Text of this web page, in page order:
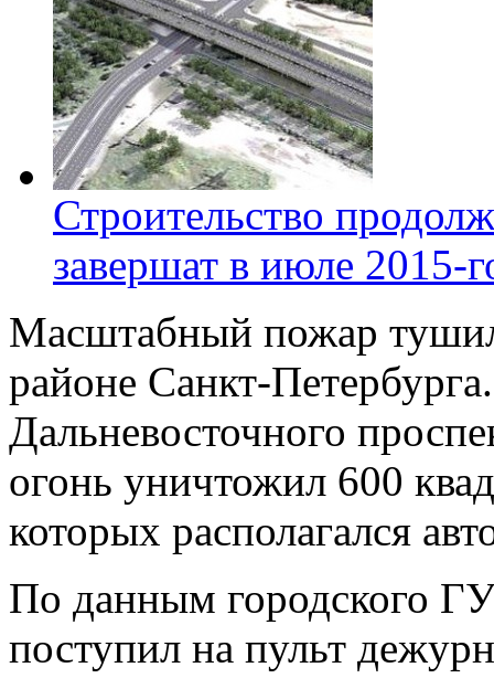
Строительство
завершат в июле 2015-
Масштабный пожар
районе Санкт-
Дальневосточного
огонь уничтожил 600
которых располагался
По данным городского
поступил на пульт